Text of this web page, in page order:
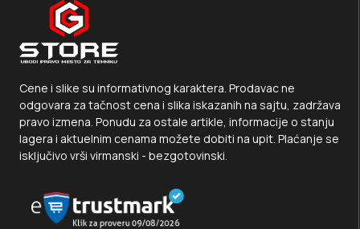
Cene i slike su informativnog karaktera. Prodavac ne
odgovara za tačnost cena i slika iskazanih na sajtu, zadržava
pravo izmena. Ponudu za ostale artikle, informacije o stanju
lagera i aktuelnim cenama možete dobiti na upit. Plaćanje se
isključivo vrši virmanski - bezgotovinski.